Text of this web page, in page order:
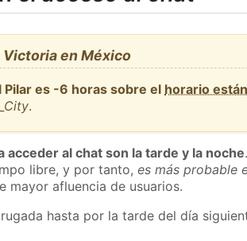
Victoria en México
es -6 horas sobre el horario
.
acceder al chat son la tarde y la noche
libre, y por tanto,es más probable
mayor afluencia de usuarios.
hasta por la tarde del día